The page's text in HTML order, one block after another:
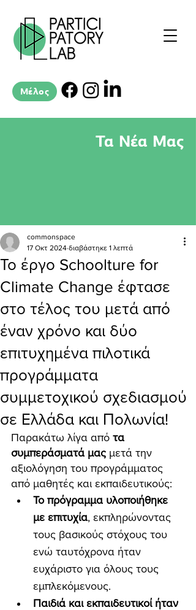
Μέλος
Τα Νέα Μας
Το έργο Schoolture for
Climate Change έφτασε
στο τέλος του μετά από
έναν χρόνο και δύο
επιτυχημένα πιλοτικά
προγράμματα
συμμετοχικού σχεδιασμού
σε Ελλάδα και Πολωνία!
commonspace
17 Οκτ 2024 διαβάστηκε 1 λεπτά
Παρακάτω λίγα από τα
συμπεράσματά μας μετά την
αξιολόγηση του προγράμματος
από μαθητές και εκπαιδευτικούς:
Το πρόγραμμα υλοποιήθηκε
με επιτυχία, εκπληρώνοντας
τους βασικούς στόχους του
ενώ ταυτόχρονα ήταν
ευχάριστο για όλους τους
εμπλεκόμενους.
Παιδιά και εκπαιδευτικοί ήταν